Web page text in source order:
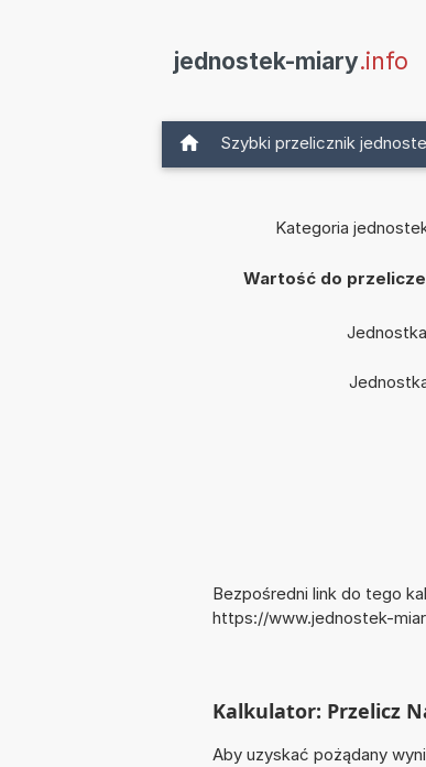
jednostek-miary.info
Szybki przelicznik
Kategoria
Wartość do
Bezpośredni link do tego
https://www.jednostek-
Kalkulator: Przelicz
Aby uzyskać pożądany